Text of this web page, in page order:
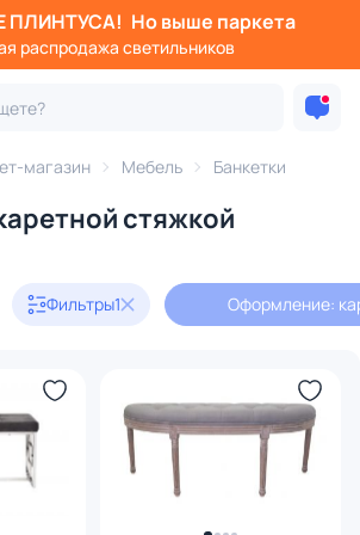
ПЛИНТУСА! Но выше паркета
распродажа светильников
магазин Мебель Банкетки
стяжкой
Фильтры1 Оформление:
Фильтры
дизайнерские